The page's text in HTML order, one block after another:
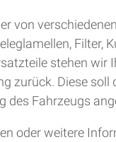
von
Filter,
stehen wir
zurück. Diese soll
des Fahrzeugs
oder weitere